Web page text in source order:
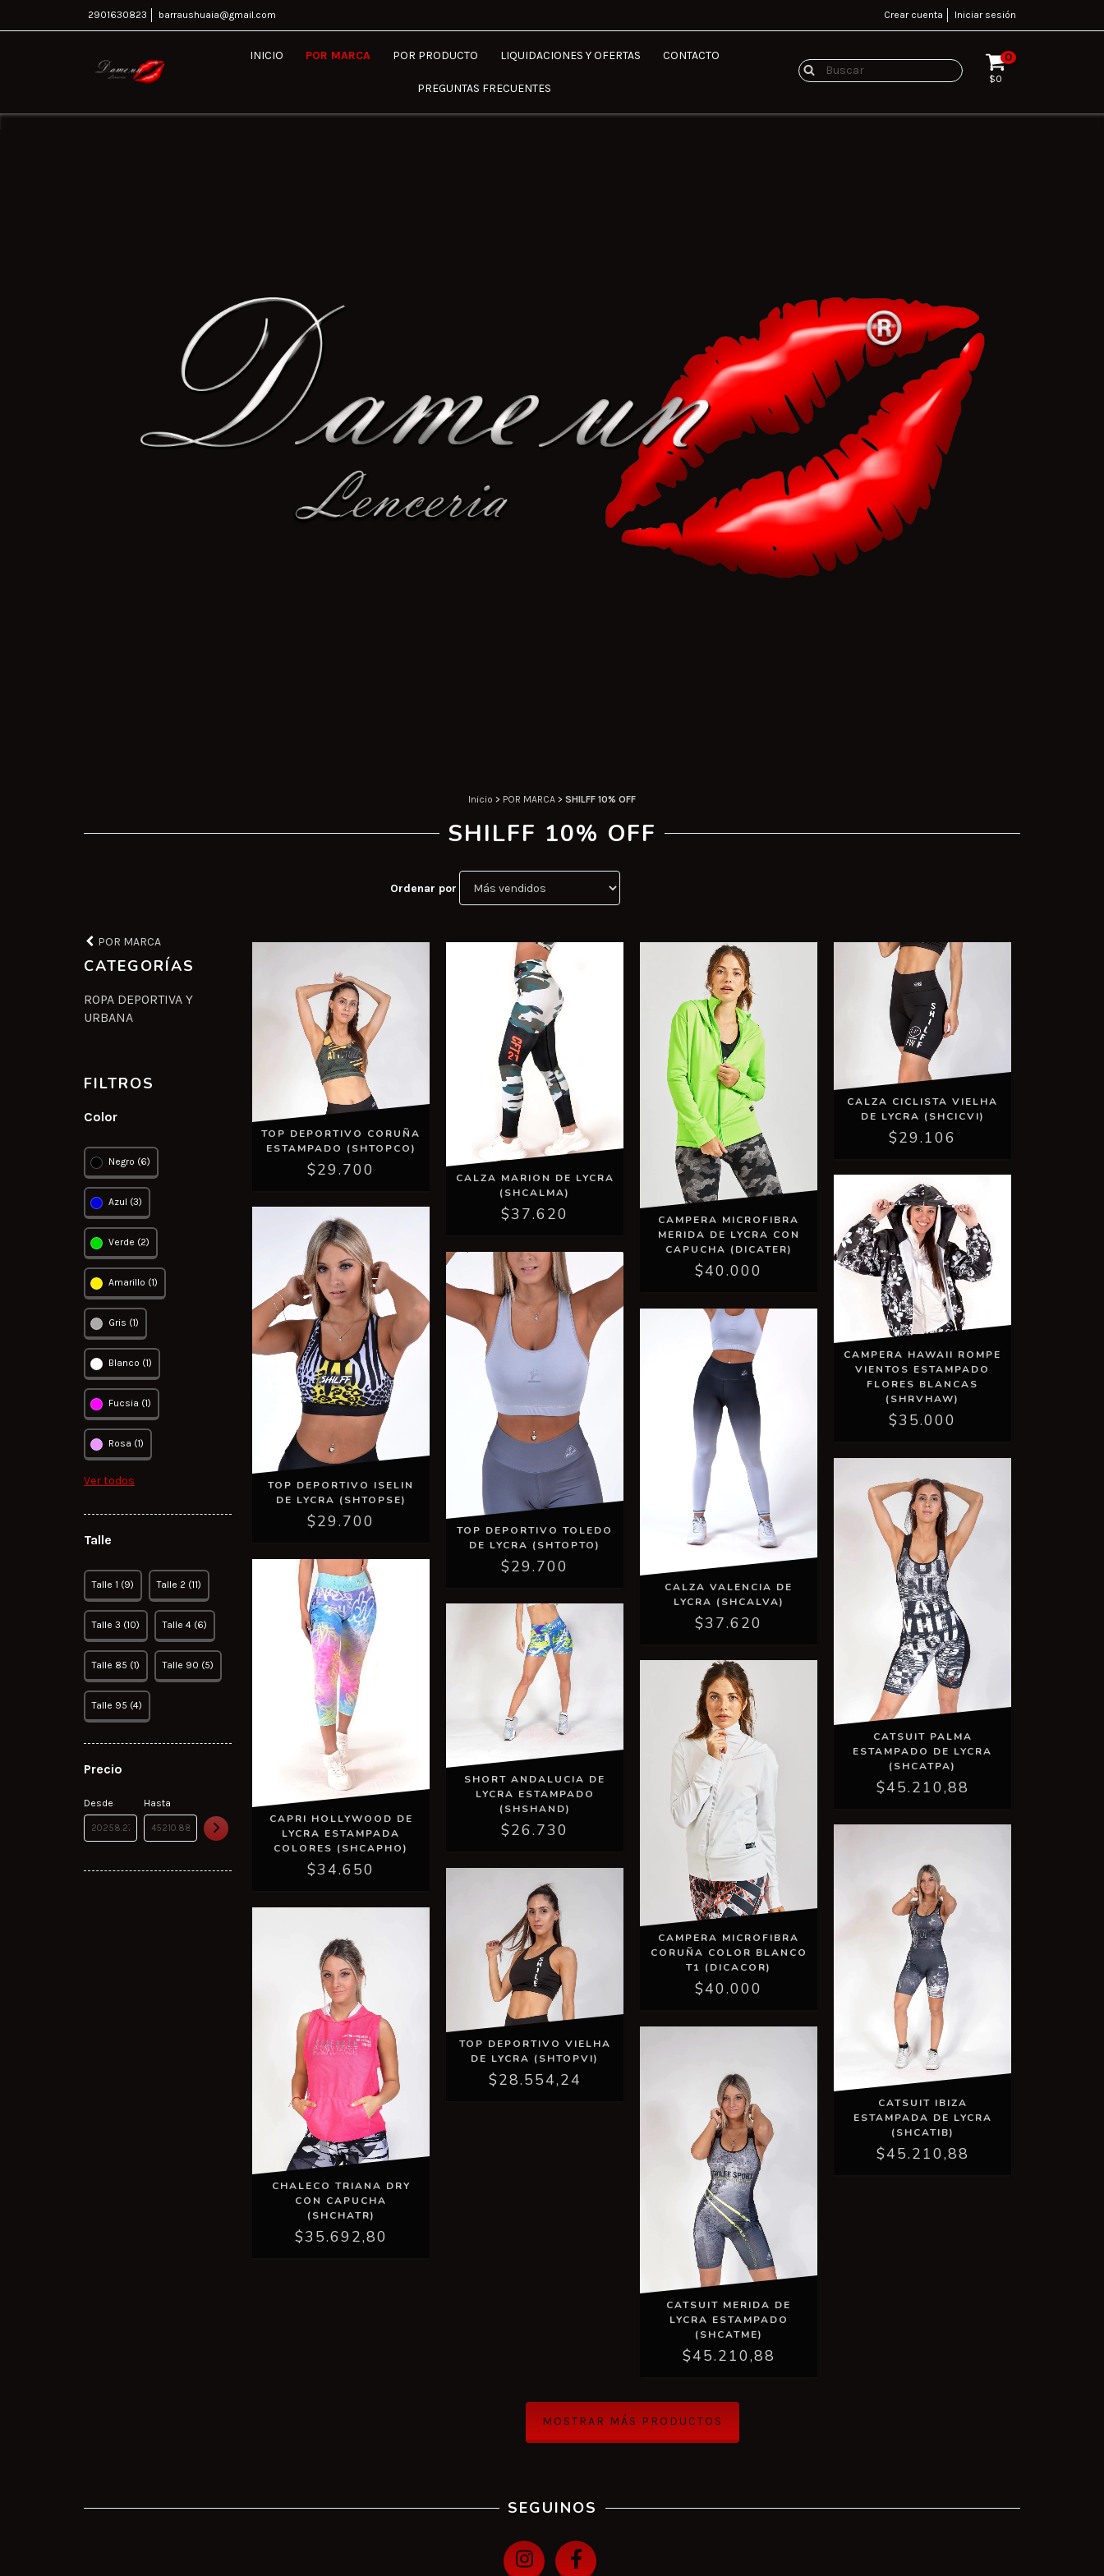
2901630823 barraushuaia@gmail.com Crear cuenta Iniciar sesión
INICIO POR MARCA POR PRODUCTO LIQUIDACIONES Y OFERTAS CONTACTO
PREGUNTAS FRECUENTES
0
$0
Inicio > POR MARCA > SHILFF 10% OFF
SHILFF 10% OFF
Ordenar por
POR MARCA
CATEGORÍAS
ROPA DEPORTIVA Y
URBANA
FILTROS
Color
Negro (6)
Azul (3)
Verde (2)
Amarillo (1)
Gris (1)
Blanco (1)
Fucsia (1)
Rosa (1)
Ver todos
Talle
Talle 1 (9) Talle 2 (11)
Talle 3 (10) Talle 4 (6)
Talle 85 (1) Talle 90 (5)
Talle 95 (4)
Precio
Desde Hasta
TOP DEPORTIVO CORUÑA
ESTAMPADO (SHTOPCO)
$29.700
CALZA MARION DE LYCRA
(SHCALMA)
$37.620
CAMPERA MICROFIBRA
MERIDA DE LYCRA CON
CAPUCHA (DICATER)
$40.000
CALZA CICLISTA VIELHA
DE LYCRA (SHCICVI)
$29.106
TOP DEPORTIVO ISELIN
DE LYCRA (SHTOPSE)
$29.700
TOP DEPORTIVO TOLEDO
DE LYCRA (SHTOPTO)
$29.700
CALZA VALENCIA DE
LYCRA (SHCALVA)
$37.620
CAMPERA HAWAII ROMPE
VIENTOS ESTAMPADO
FLORES BLANCAS
(SHRVHAW)
$35.000
CAPRI HOLLYWOOD DE
LYCRA ESTAMPADA
COLORES (SHCAPHO)
$34.650
SHORT ANDALUCIA DE
LYCRA ESTAMPADO
(SHSHAND)
$26.730
CAMPERA MICROFIBRA
CORUÑA COLOR BLANCO
T1 (DICACOR)
$40.000
CATSUIT PALMA
ESTAMPADO DE LYCRA
(SHCATPA)
$45.210,88
CHALECO TRIANA DRY
CON CAPUCHA
(SHCHATR)
$35.692,80
TOP DEPORTIVO VIELHA
DE LYCRA (SHTOPVI)
$28.554,24
CATSUIT MERIDA DE
LYCRA ESTAMPADO
(SHCATME)
$45.210,88
CATSUIT IBIZA
ESTAMPADA DE LYCRA
(SHCATIB)
$45.210,88
MOSTRAR MÁS PRODUCTOS
SEGUINOS